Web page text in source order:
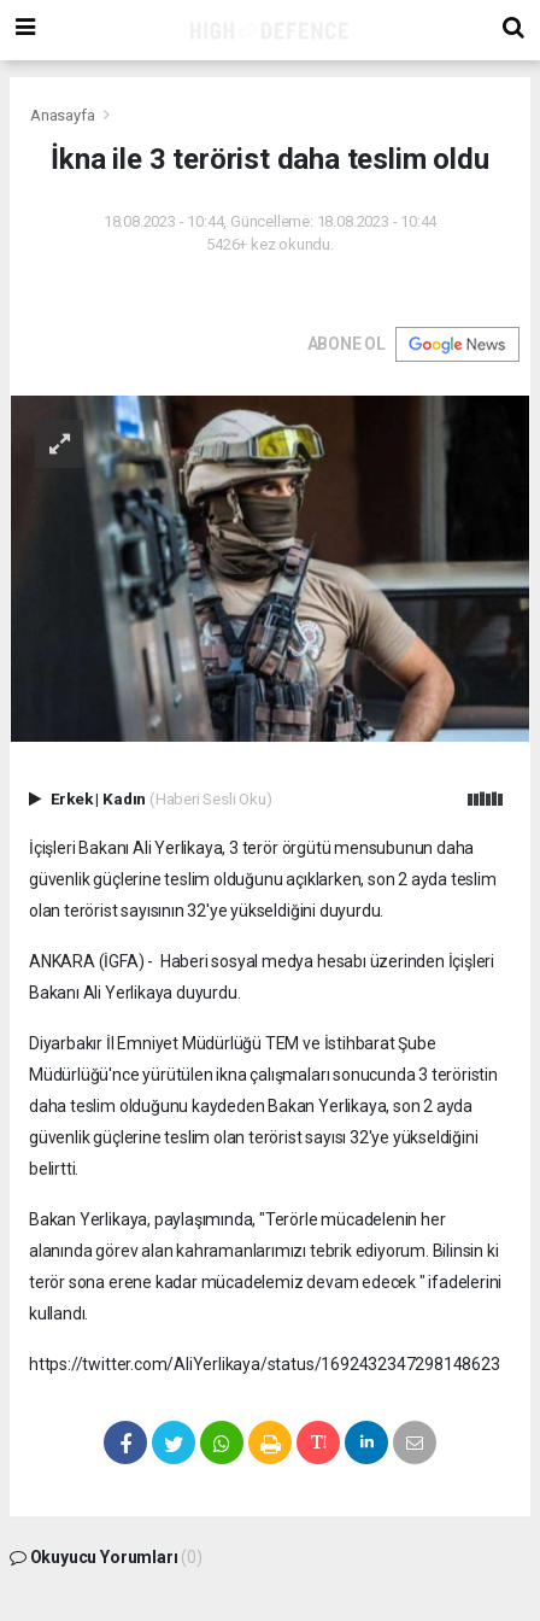
Anasayfa
İkna ile 3 terörist daha teslim oldu
18.08.2023 - 10:44, Güncelleme: 18.08.2023 - 10:44
5426+ kez okundu.
ABONE OL
Erkek| Kadın (Haberi Sesli Oku)
İçişleri Bakanı Ali Yerlikaya, 3 terör örgütü mensubunun daha
güvenlik güçlerine teslim olduğunu açıklarken, son 2 ayda teslim
olan terörist sayısının 32'ye yükseldiğini duyurdu.
ANKARA (İGFA) - Haberi sosyal medya hesabı üzerinden İçişleri
Bakanı Ali Yerlikaya duyurdu.
Diyarbakır İl Emniyet Müdürlüğü TEM ve İstihbarat Şube
Müdürlüğü'nce yürütülen ikna çalışmaları sonucunda 3 teröristin
daha teslim olduğunu kaydeden Bakan Yerlikaya, son 2 ayda
güvenlik güçlerine teslim olan terörist sayısı 32'ye yükseldiğini
belirtti.
Bakan Yerlikaya, paylaşımında, "Terörle mücadelenin her
alanında görev alan kahramanlarımızı tebrik ediyorum. Bilinsin ki
terör sona erene kadar mücadelemiz devam edecek " ifadelerini
kullandı.
https://twitter.com/AliYerlikaya/status/1692432347298148623
Okuyucu Yorumları (0)